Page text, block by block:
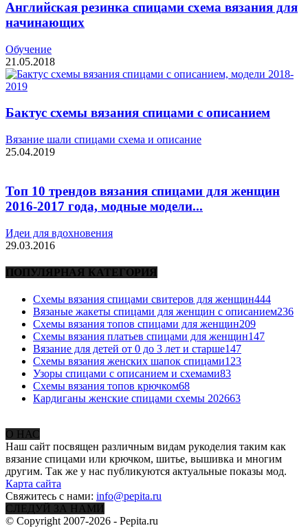
Английская резинка спицами схема вязания для
начинающих
Обучение
21.05.2018
Бактус схемы вязания спицами с описанием
Вязание шали спицами схема и описание
25.04.2019
Топ 10 трендов вязания спицами для женщин
2016-2017 года, модные модели...
Идеи для вдохновения
29.03.2016
ПОПУЛЯРНАЯ КАТЕГОРИЯ
Схемы вязания спицами свитеров для женщин444
Вязаные жакеты спицами для женщин с описанием236
Схемы вязания топов спицами для женщин209
Схемы вязания платьев спицами для женщин147
Вязание для детей от 0 до 3 лет и старше147
Схемы вязания женских шапок спицами123
Узоры спицами с описанием и схемами83
Схемы вязания топов крючком68
Кардиганы женские спицами схемы 202663
О НАС
Наш сайт посвящен различным видам рукоделия таким как
вязание спицами или крючком, шитье, вышивка и многим
другим. Так же у нас публикуются актуальные показы мод.
Карта сайта
Свяжитесь с нами: info@pepita.ru
СЛЕДУЙ ЗА НАМИ
© Copyright 2007-2026 - Pepita.ru